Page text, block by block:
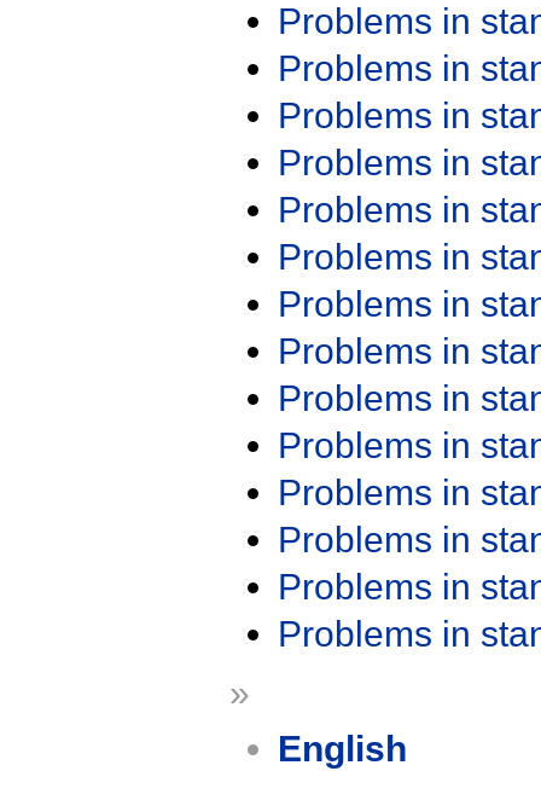
Problems in
Problems in
Problems in
Problems in
Problems in
Problems in
Problems in
Problems in
Problems in
Problems in
Problems in
Problems in
Problems in
Problems in
»
English